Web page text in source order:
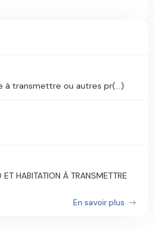
à transmettre ou autres pr(...)
HABITATION À TRANSMETTRE
En savoir plus